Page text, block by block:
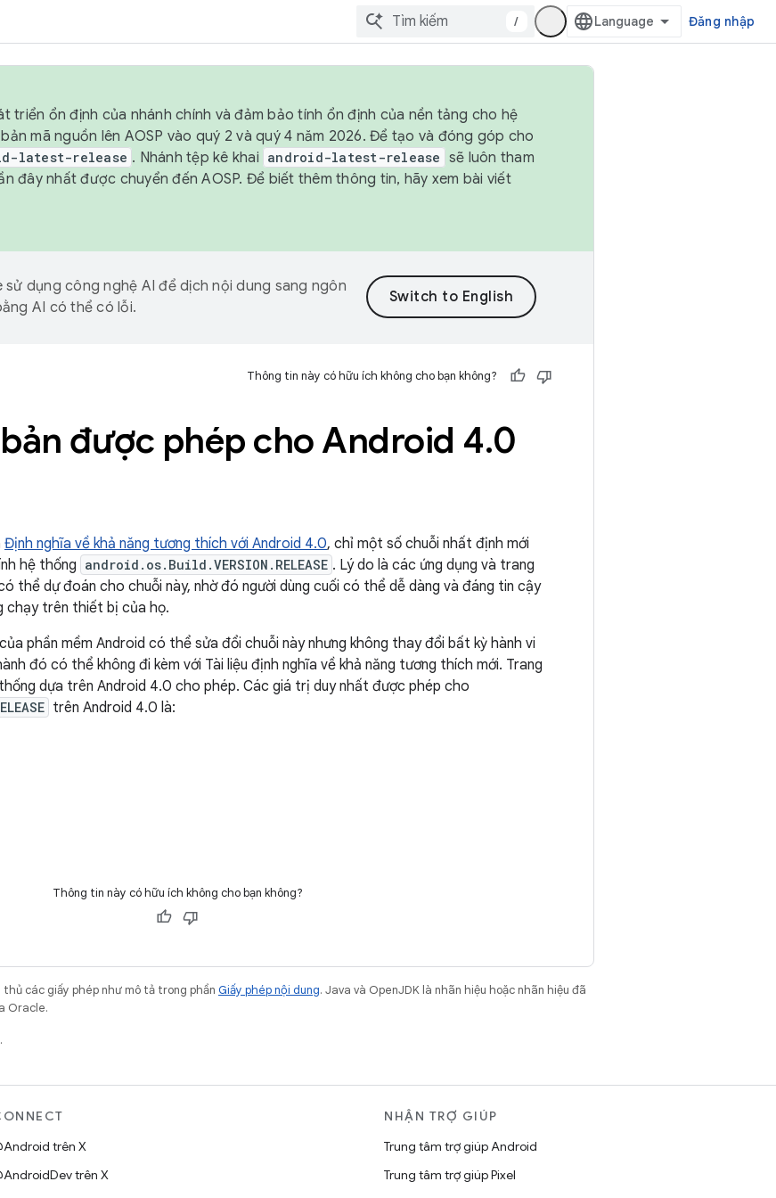
/ Đăng nhập
triển ổn định của nhánh chính và đảm bảo tính ổn định của nền tảng cho hệ
mã nguồn lên AOSP vào quý 2 và quý 4 năm 2026. Để tạo và đóng góp cho
latest-release . Nhánh tệp kê khai android-latest-release sẽ luôn tham
đây nhất được chuyển đến AOSP. Để biết thêm thông tin, hãy xem bài viết
sử dụng công nghệ AI để dịch nội dung sang ngôn
AI có thể có lỗi.
Thông tin này có hữu ích không cho bạn không?
được phép cho Android 4.0
Định nghĩa về khả năng tương thích với Android 4.0, chỉ một số chuỗi nhất định mới
hệ thống android.os.Build.VERSION.RELEASE . Lý do là các ứng dụng và trang
thể dự đoán cho chuỗi này, nhờ đó người dùng cuối có thể dễ dàng và đáng tin cậy
chạy trên thiết bị của họ.
phần mềm Android có thể sửa đổi chuỗi này nhưng không thay đổi bất kỳ hành vi
đó có thể không đi kèm với Tài liệu định nghĩa về khả năng tương thích mới. Trang
dựa trên Android 4.0 cho phép. Các giá trị duy nhất được phép cho
trên Android 4.0 là:
Thông tin này có hữu ích không cho bạn không?
các giấy phép như mô tả trong phần Giấy phép nội dung. Java và OpenJDK là nhãn hiệu hoặc nhãn hiệu đã
Oracle.
trên X
trên X
NHẬN TRỢ GIÚP
Trung tâm trợ giúp Android
Trung tâm trợ giúp Pixel